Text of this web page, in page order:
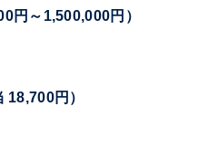
円～1,500,000円）
円）